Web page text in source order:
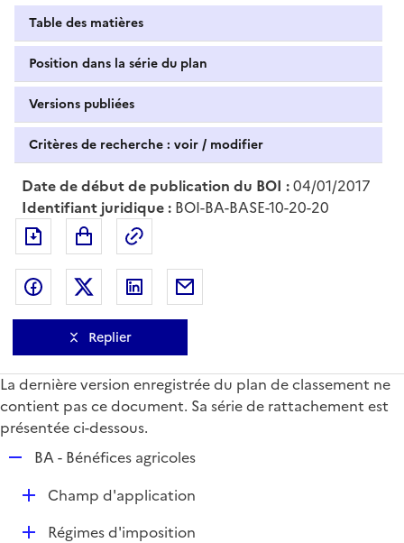
Table des matières
Position dans la série du plan
Versions publiées
Critères de recherche : voir / modifier
Date de début de publication du BOI :04/01/2017
Identifiant juridique : BOI-BA-BASE-10-20-20
Exporter le document au format pdf
Partager sur Facebook
Partager sur Twitter
Partager sur LinkedIn
Replier
La dernière version enregistrée du plan de classement ne
contient pas ce document. Sa série de rattachement est
présentée ci-dessous.
p
l
BA - Bénéfices agricoles
DChamp d'application
DRégimes d'imposition